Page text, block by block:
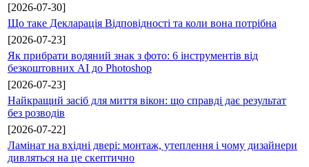
[2026-07-30]
Що таке Декларація Відповідності та коли вона потрібна
[2026-07-23]
Як прибрати водяний знак з фото: 6 інструментів від
безкоштовних AI до Photoshop
[2026-07-23]
Найкращий засіб для миття вікон: що справді дає результат
без розводів
[2026-07-22]
Ламінат на вхідні двері: монтаж, утеплення і чому дизайнери
дивляться на це скептично